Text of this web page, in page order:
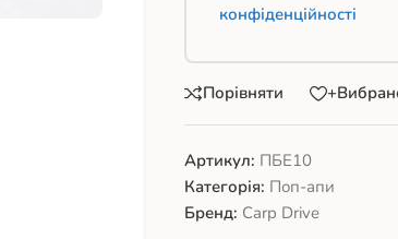
конфіденційності
Порівняти
Артикул: ПБЕ10
Категорія: Поп-апи
Бренд: Carp Drive